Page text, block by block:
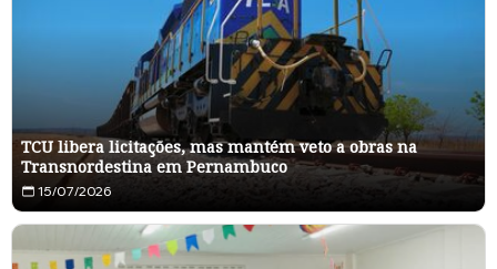
TCU libera licitações, mas mantém veto a obras na
Transnordestina em Pernambuco
15/07/2026